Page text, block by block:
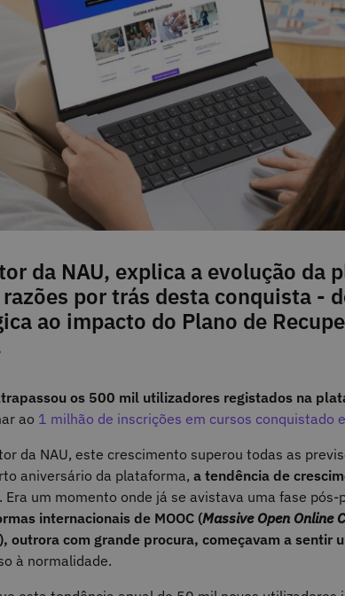
da NAU, explica a evolução da
por trás desta conquista -
ao impacto do Plano de
os 500 mil utilizadores registados na
ao 1 milhão de inscrições em cursos conquistado
da NAU, este crescimento superou todas as
aniversário da plataforma, a tendência de
. Era um momento onde já se avistava uma fase pós-
internacionais de MOOC (Massive Open Online
outrora com grande procura, começavam a sentir
à normalidade.